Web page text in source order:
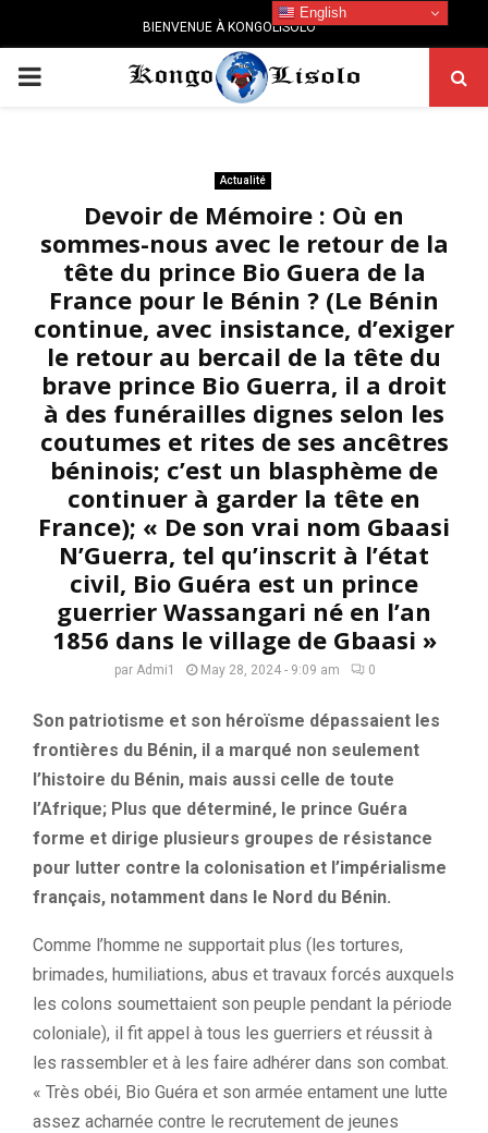
BIENVENUE À KONGOLISOLO
PRIMARY
Actualité
Devoir de Mémoire : Où en
sommes-nous avec le retour de la
tête du prince Bio Guera de la
France pour le Bénin ? (Le Bénin
continue, avec insistance, d’exiger
le retour au bercail de la tête du
brave prince Bio Guerra, il a droit
à des funérailles dignes selon les
coutumes et rites de ses ancêtres
béninois; c’est un blasphème de
continuer à garder la tête en
France); « De son vrai nom Gbaasi
N’Guerra, tel qu’inscrit à l’état
civil, Bio Guéra est un prince
guerrier Wassangari né en l’an
1856 dans le village de Gbaasi »
par Admi1 May 28, 2024 - 9:09 am 0
Son patriotisme et son héroïsme dépassaient les
frontières du Bénin, il a marqué non seulement
l’histoire du Bénin, mais aussi celle de toute
l’Afrique; Plus que déterminé, le prince Guéra
forme et dirige plusieurs groupes de résistance
pour lutter contre la colonisation et l’impérialisme
français, notamment dans le Nord du Bénin.
Comme l’homme ne supportait plus (les tortures,
brimades, humiliations, abus et travaux forcés auxquels
les colons soumettaient son peuple pendant la période
coloniale), il fit appel à tous les guerriers et réussit à
les rassembler et à les faire adhérer dans son combat.
« Très obéi, Bio Guéra et son armée entament une lutte
assez acharnée contre le recrutement de jeunes
English